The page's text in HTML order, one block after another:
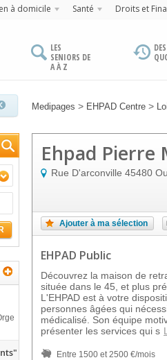
à domicile Santé Droits et
LES
SENIORS DE
A À Z
Medipages > EHPAD Centre >
Ehpad Pierre
Rue D'arconville 45480
Ajouter à ma sélection
EHPAD Public
Découvrez la maison de
située dans le 45, et plus
L'EHPAD est à votre
personnes âgées qui
médicalisé. Son équipe
présenter les services qui s
Entre 1500 et 2500 €/mois